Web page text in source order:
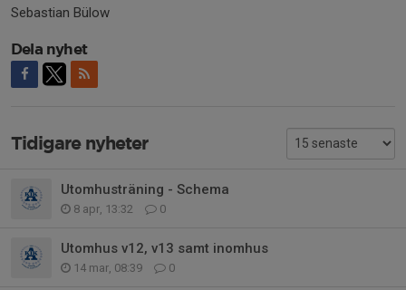
Sebastian Bülow
Dela nyhet
Tidigare nyheter
Utomhusträning - Schema
8 apr, 13:32 0
Utomhus v12, v13 samt inomhus
14 mar, 08:39 0